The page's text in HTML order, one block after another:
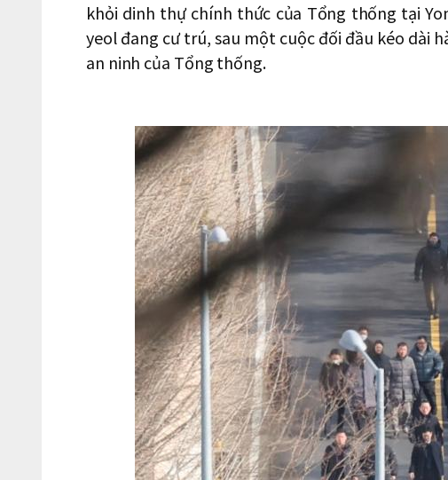
khỏi dinh thự chính thức của Tổng thống tại
yeol đang cư trú, sau một cuộc đối đầu kéo dài
an ninh của Tổng thống.